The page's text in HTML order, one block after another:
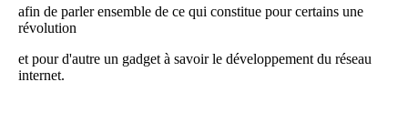
afin de parler ensemble de ce qui constitue pour certains une
révolution
et pour d'autre un gadget à savoir le développement du réseau
internet.